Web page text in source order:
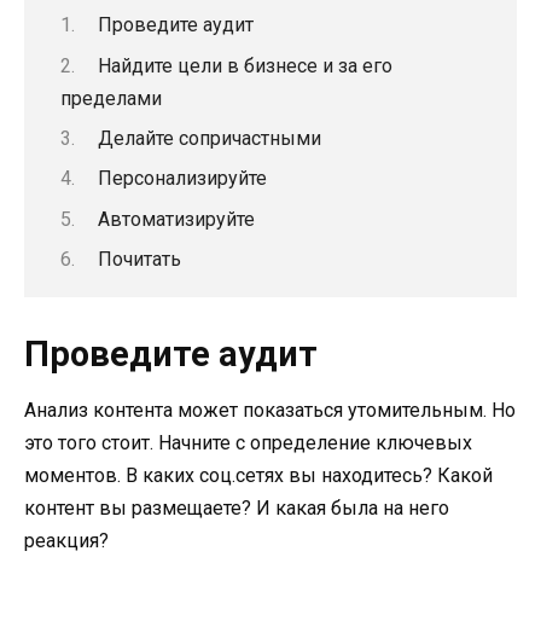
Проведите аудит
Найдите цели в бизнесе и за его
пределами
Делайте сопричастными
Персонализируйте
Автоматизируйте
Почитать
Проведите аудит
Анализ контента может показаться утомительным. Но
это того стоит. Начните с определение ключевых
моментов. В каких соц.сетях вы находитесь? Какой
контент вы размещаете? И какая была на него
реакция?